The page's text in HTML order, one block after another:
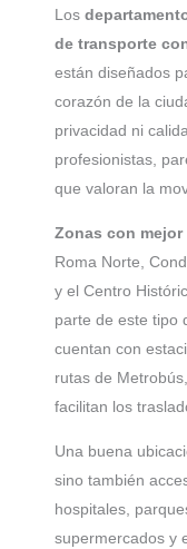
Los
de transporte
están diseñados
corazón de la
privacidad ni
profesionistas,
que valoran la
Zonas con
Roma Norte,
y el Centro
parte de este tipo
cuentan con
rutas de
facilitan los
Una buena
sino también
hospitales,
supermercados y